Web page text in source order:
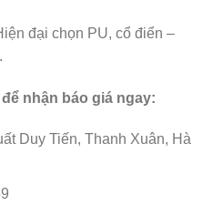
đại chọn PU, cổ điển –
nhận báo giá ngay:
Duy Tiến, Thanh Xuân, Hà